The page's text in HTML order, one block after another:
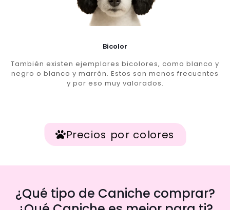
Bicolor
También existen ejemplares bicolores, como blanco y
negro o blanco y marrón. Estos son menos frecuentes
y por eso muy valorados.
Precios por colores
¿Qué tipo de Caniche comprar?